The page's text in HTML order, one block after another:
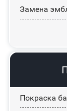
Замена
Покраска